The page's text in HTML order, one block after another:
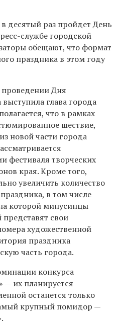
десятый раз пройдет День
службе городской
обещают, что формат
праздника в этом году
Дня
глава города
что в рамках
шествие,
новой части города
фестиваля творческих
края. Кроме того,
увеличить количество
в том числе
которой минусинцы
свои
художественной
праздника
часть города.
конкурса
их планируется
останется только
крупный помидор —